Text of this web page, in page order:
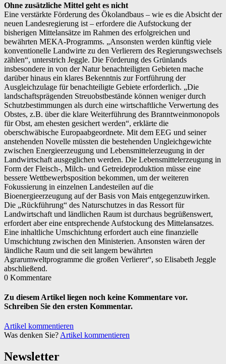
Ohne zusätzliche Mittel geht es nicht
Eine verstärkte Förderung des Ökolandbaus – wie es die Absicht der
neuen Landesregierung ist – erfordere die Aufstockung der
bisherigen Mittelansätze im Rahmen des erfolgreichen und
bewährten MEKA-Programms. „Ansonsten werden künftig viele
konventionelle Landwirte zu den Verlierern des Regierungswechsels
zählen“, unterstrich Jeggle. Die Förderung des Grünlands
insbesondere in von der Natur benachteiligten Gebieten mache
darüber hinaus ein klares Bekenntnis zur Fortführung der
Ausgleichzulage für benachteiligte Gebiete erforderlich. „Die
landschaftsprägenden Streuobstbestände können weniger durch
Schutzbestimmungen als durch eine wirtschaftliche Verwertung des
Obstes, z.B. über die klare Weiterführung des Branntweinmonopols
für Obst, am ehesten gesichert werden“, erklärte die
oberschwäbische Europaabgeordnete. Mit dem EEG und seiner
anstehenden Novelle müssten die bestehenden Ungleichgewichte
zwischen Energieerzeugung und Lebensmittelerzeugung in der
Landwirtschaft ausgeglichen werden. Die Lebensmittelerzeugung in
Form der Fleisch-, Milch- und Getreideproduktion müsse eine
bessere Wettbewerbsposition bekommen, um der weiteren
Fokussierung in einzelnen Landesteilen auf die
Bioenergieerzeugung auf der Basis von Mais entgegenzuwirken.
Die „Rückführung“ des Naturschutzes in das Ressort für
Landwirtschaft und ländlichen Raum ist durchaus begrüßenswert,
erfordert aber eine entsprechende Aufstockung des Mittelansatzes.
Eine inhaltliche Umschichtung erfordert auch eine finanzielle
Umschichtung zwischen den Ministerien. Ansonsten wären der
ländliche Raum und die seit langem bewährten
Agrarumweltprogramme die großen Verlierer“, so Elisabeth Jeggle
abschließend.
0 Kommentare
Zu diesem Artikel liegen noch keine Kommentare vor.
Schreiben Sie den ersten Kommentar.
Artikel kommentieren
Was denken Sie? Artikel kommentieren
Newsletter